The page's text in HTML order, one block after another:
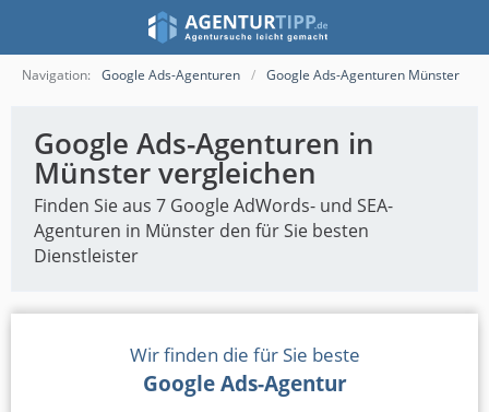
Navigation: Google Ads-Agenturen Google Ads-Agenturen Münster
Google Ads-Agenturen in
Münster vergleichen
Finden Sie aus 7 Google AdWords- und SEA-
Agenturen in Münster den für Sie besten
Dienstleister
Wir finden die für Sie beste
Google Ads-Agentur